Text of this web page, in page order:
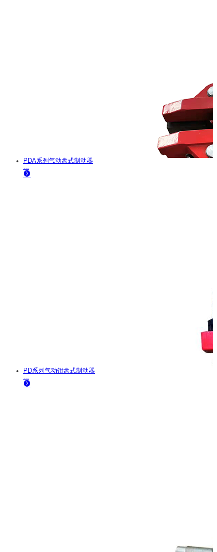
PDA系列气动盘式制动器
...
PD系列气动钳盘式制动器
...